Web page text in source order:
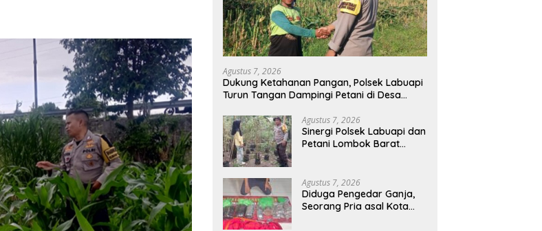
Agustus 7, 2026
Dukung Ketahanan Pangan, Polsek Labuapi
Turun Tangan Dampingi Petani di Desa
Agustus 7, 2026
Sinergi Polsek Labuapi dan
Petani Lombok Barat
Agustus 7, 2026
Diduga Pengedar Ganja,
Seorang Pria asal Kota